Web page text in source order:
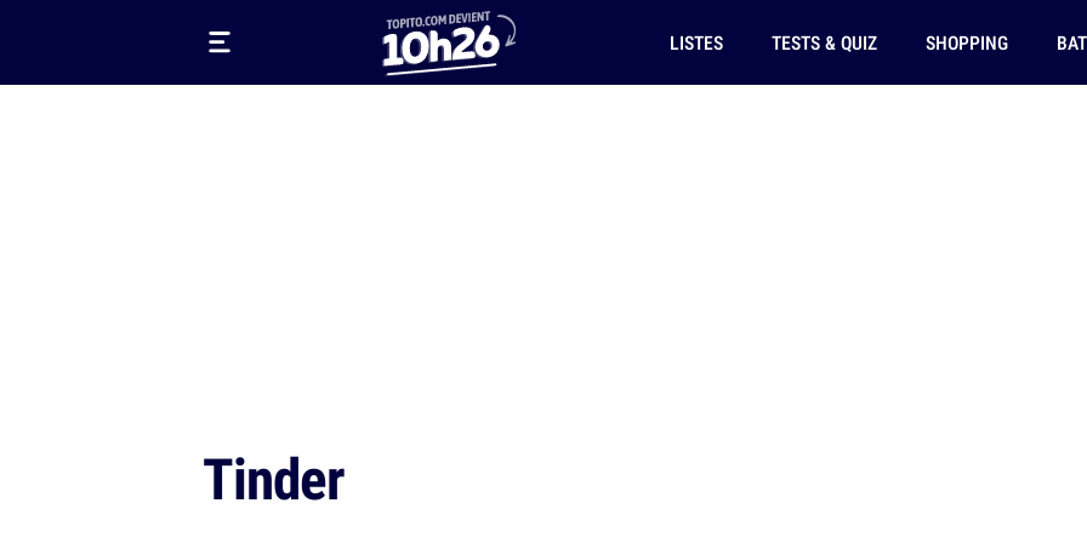
LISTES TESTS & QUIZ SHOPPING
Tinder